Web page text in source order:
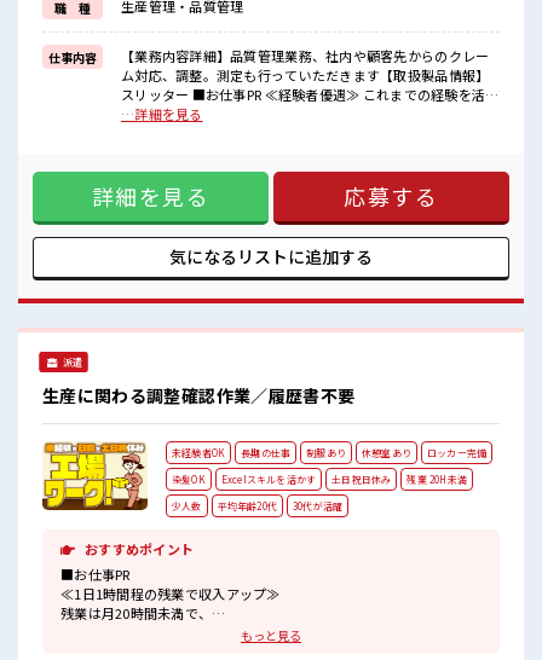
高時給だらけの派遣のお仕事です！
■職場の雰囲気
“コジンマリ”が好きな方にもお勧め！！
少人数の職場です♪
休憩室完備でランチや休憩も充実しそう♪
職 種 生産管理・品質管理
仕事内容
【業務内容詳細】品質管理業務、社内や顧客先からのクレー
ム対応、調整。測定も行っていただきます【取扱製品情報】
スリッター ■お仕事PR ≪経験者優遇≫ これまでの経験を活か
しませんか？ ブランクがあっても大丈夫♪ 経験はちょっとだ
家族や友人と一緒にプライベート満喫！ 制服があると毎日の
服選びに悩まずOK♪ ≪収入アップを目指せる≫ 高時給だら
けの派遣のお仕事です！ ■職場の雰囲気 “コジンマリ”が好き
な方にもお勧め！！ 少人数の職場です♪ 休憩室完備でランチ
や休憩も充実しそう♪ 残業も1日1H程度あるので給料の上乗
せも期待できそう！
…詳細を見る
詳細を見る 応募する
気になるリストに追加する
派遣
生産に関わる調整確認作業／履歴書不要
未経験者OK 長期の仕事 制服あり 休憩室あり
ロッカー完備
染髪OK
Excelスキルを活かす 土日祝日休み
残業 20H未満
少人数
平均年齢20代 30代が活躍
おすすめポイント
■お仕事PR
≪1日1時間程の残業で収入アップ≫
残業は月20時間未満で、
もっと見る